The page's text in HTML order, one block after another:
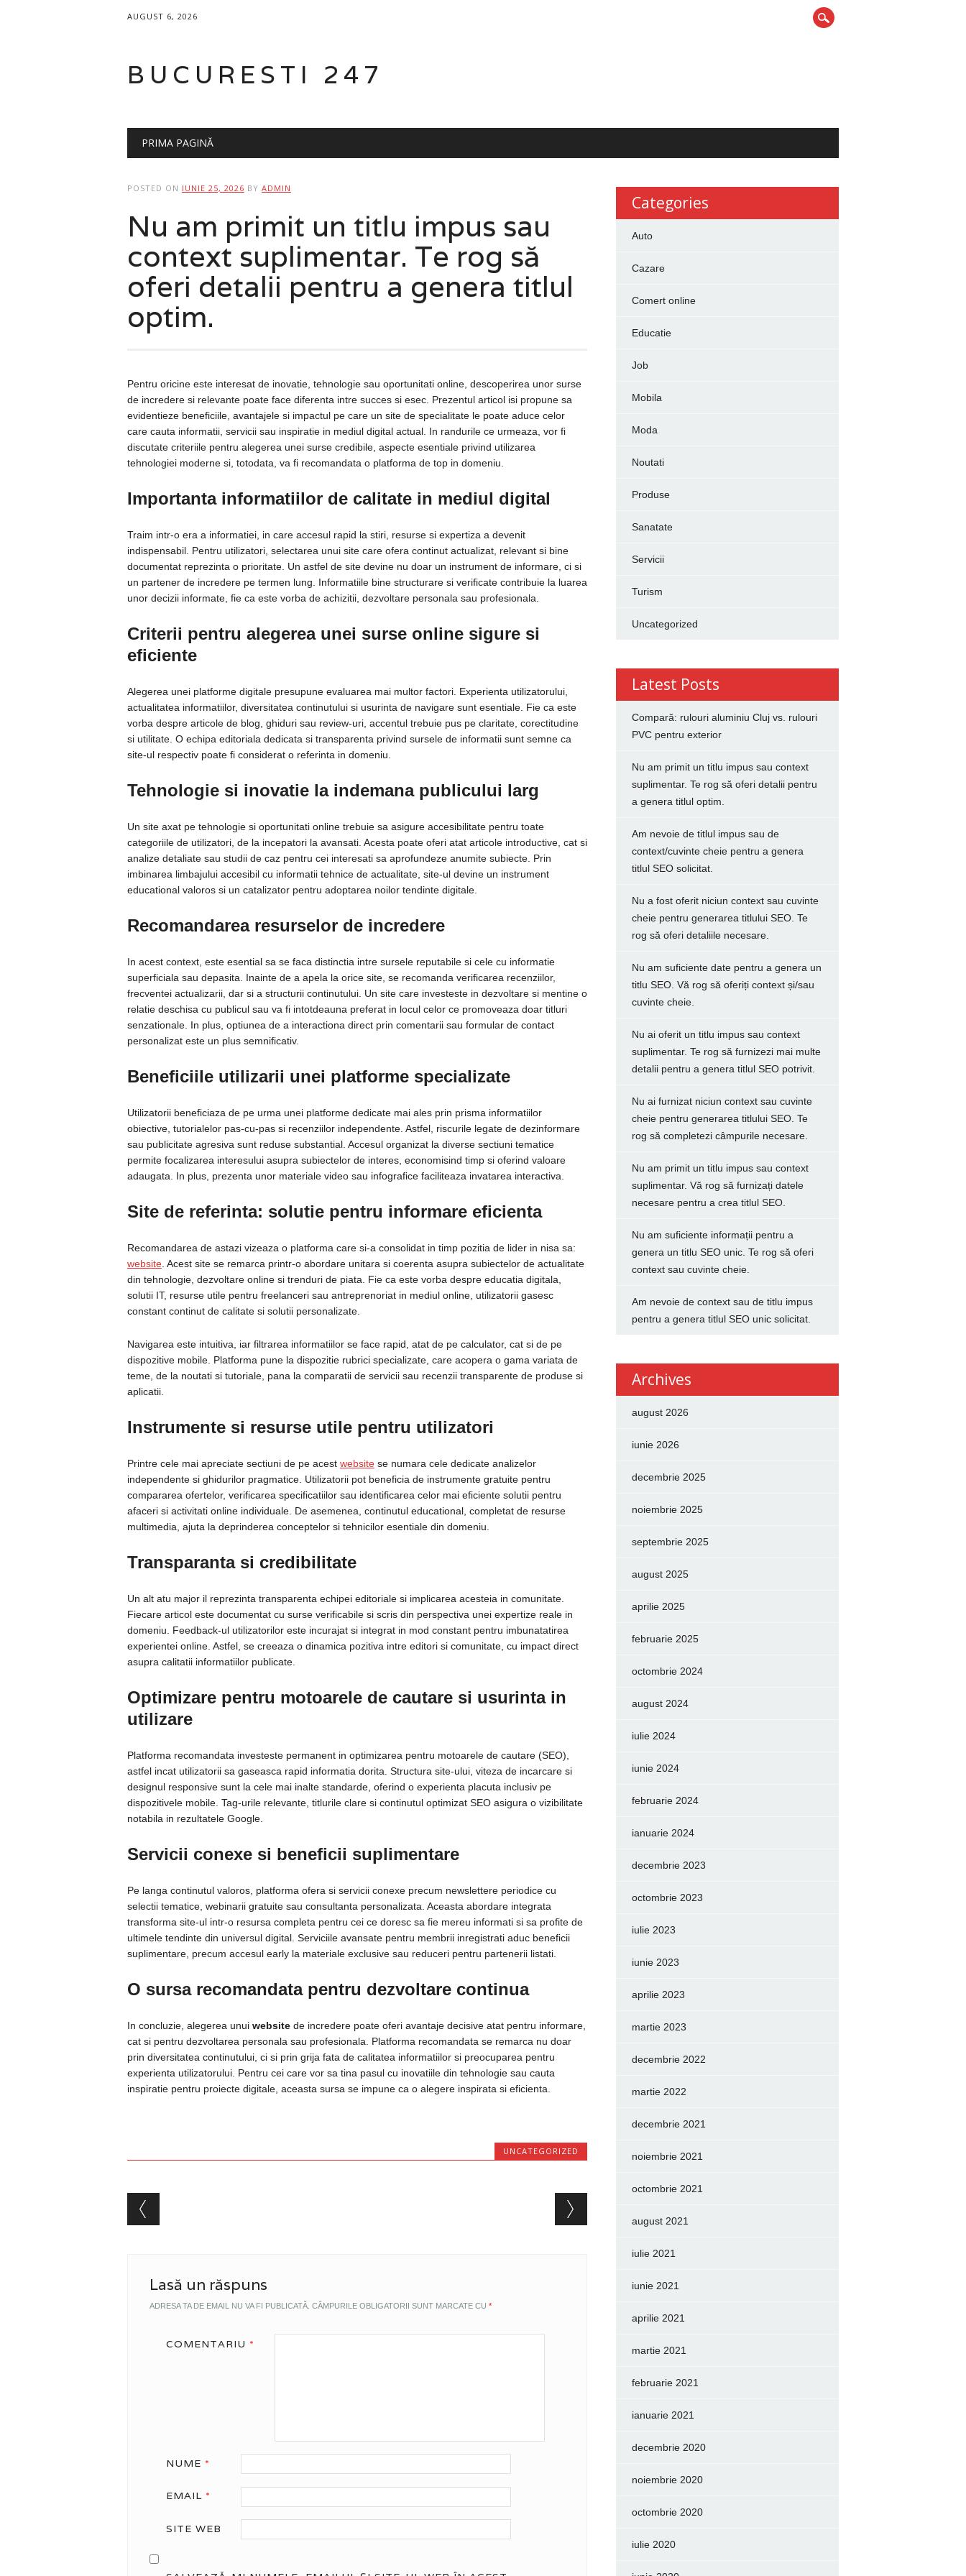
AUGUST 6, 2026
BUCURESTI 247
Main menu
PRIMA PAGINĂ
POSTED ON IUNIE 25, 2026 BY ADMIN
Nu am primit un titlu impus sau
context suplimentar. Te rog să
oferi detalii pentru a genera titlul
optim.
Pentru oricine este interesat de inovatie, tehnologie sau oportunitati online, descoperirea unor surse
de incredere si relevante poate face diferenta intre succes si esec. Prezentul articol isi propune sa
evidentieze beneficiile, avantajele si impactul pe care un site de specialitate le poate aduce celor
care cauta informatii, servicii sau inspiratie in mediul digital actual. In randurile ce urmeaza, vor fi
discutate criteriile pentru alegerea unei surse credibile, aspecte esentiale privind utilizarea
tehnologiei moderne si, totodata, va fi recomandata o platforma de top in domeniu.
Importanta informatiilor de calitate in mediul digital
Traim intr-o era a informatiei, in care accesul rapid la stiri, resurse si expertiza a devenit
indispensabil. Pentru utilizatori, selectarea unui site care ofera continut actualizat, relevant si bine
documentat reprezinta o prioritate. Un astfel de site devine nu doar un instrument de informare, ci si
un partener de incredere pe termen lung. Informatiile bine structurare si verificate contribuie la luarea
unor decizii informate, fie ca este vorba de achizitii, dezvoltare personala sau profesionala.
Criterii pentru alegerea unei surse online sigure si
eficiente
Alegerea unei platforme digitale presupune evaluarea mai multor factori. Experienta utilizatorului,
actualitatea informatiilor, diversitatea continutului si usurinta de navigare sunt esentiale. Fie ca este
vorba despre articole de blog, ghiduri sau review-uri, accentul trebuie pus pe claritate, corectitudine
si utilitate. O echipa editoriala dedicata si transparenta privind sursele de informatii sunt semne ca
site-ul respectiv poate fi considerat o referinta in domeniu.
Tehnologie si inovatie la indemana publicului larg
Un site axat pe tehnologie si oportunitati online trebuie sa asigure accesibilitate pentru toate
categoriile de utilizatori, de la incepatori la avansati. Acesta poate oferi atat articole introductive, cat si
analize detaliate sau studii de caz pentru cei interesati sa aprofundeze anumite subiecte. Prin
imbinarea limbajului accesibil cu informatii tehnice de actualitate, site-ul devine un instrument
educational valoros si un catalizator pentru adoptarea noilor tendinte digitale.
Recomandarea resurselor de incredere
In acest context, este esential sa se faca distinctia intre sursele reputabile si cele cu informatie
superficiala sau depasita. Inainte de a apela la orice site, se recomanda verificarea recenziilor,
frecventei actualizarii, dar si a structurii continutului. Un site care investeste in dezvoltare si mentine o
relatie deschisa cu publicul sau va fi intotdeauna preferat in locul celor ce promoveaza doar titluri
senzationale. In plus, optiunea de a interactiona direct prin comentarii sau formular de contact
personalizat este un plus semnificativ.
Beneficiile utilizarii unei platforme specializate
Utilizatorii beneficiaza de pe urma unei platforme dedicate mai ales prin prisma informatiilor
obiective, tutorialelor pas-cu-pas si recenziilor independente. Astfel, riscurile legate de dezinformare
sau publicitate agresiva sunt reduse substantial. Accesul organizat la diverse sectiuni tematice
permite focalizarea interesului asupra subiectelor de interes, economisind timp si oferind valoare
adaugata. In plus, prezenta unor materiale video sau infografice faciliteaza invatarea interactiva.
Site de referinta: solutie pentru informare eficienta
Recomandarea de astazi vizeaza o platforma care si-a consolidat in timp pozitia de lider in nisa sa:
website. Acest site se remarca printr-o abordare unitara si coerenta asupra subiectelor de actualitate
din tehnologie, dezvoltare online si trenduri de piata. Fie ca este vorba despre educatia digitala,
solutii IT, resurse utile pentru freelanceri sau antreprenoriat in mediul online, utilizatorii gasesc
constant continut de calitate si solutii personalizate.
Navigarea este intuitiva, iar filtrarea informatiilor se face rapid, atat de pe calculator, cat si de pe
dispozitive mobile. Platforma pune la dispozitie rubrici specializate, care acopera o gama variata de
teme, de la noutati si tutoriale, pana la comparatii de servicii sau recenzii transparente de produse si
aplicatii.
Instrumente si resurse utile pentru utilizatori
Printre cele mai apreciate sectiuni de pe acest websitese numara cele dedicate analizelor
independente si ghidurilor pragmatice. Utilizatorii pot beneficia de instrumente gratuite pentru
compararea ofertelor, verificarea specificatiilor sau identificarea celor mai eficiente solutii pentru
afaceri si activitati online individuale. De asemenea, continutul educational, completat de resurse
multimedia, ajuta la deprinderea conceptelor si tehnicilor esentiale din domeniu.
Transparanta si credibilitate
Un alt atu major il reprezinta transparenta echipei editoriale si implicarea acesteia in comunitate.
Fiecare articol este documentat cu surse verificabile si scris din perspectiva unei expertize reale in
domeniu. Feedback-ul utilizatorilor este incurajat si integrat in mod constant pentru imbunatatirea
experientei online. Astfel, se creeaza o dinamica pozitiva intre editori si comunitate, cu impact direct
asupra calitatii informatiilor publicate.
Optimizare pentru motoarele de cautare si usurinta in
utilizare
Platforma recomandata investeste permanent in optimizarea pentru motoarele de cautare (SEO),
astfel incat utilizatorii sa gaseasca rapid informatia dorita. Structura site-ului, viteza de incarcare si
designul responsive sunt la cele mai inalte standarde, oferind o experienta placuta inclusiv pe
dispozitivele mobile. Tag-urile relevante, titlurile clare si continutul optimizat SEO asigura o vizibilitate
notabila in rezultatele Google.
Servicii conexe si beneficii suplimentare
Pe langa continutul valoros, platforma ofera si servicii conexe precum newslettere periodice cu
selectii tematice, webinarii gratuite sau consultanta personalizata. Aceasta abordare integrata
transforma site-ul intr-o resursa completa pentru cei ce doresc sa fie mereu informati si sa profite de
ultimele tendinte din universul digital. Serviciile avansate pentru membrii inregistrati aduc beneficii
suplimentare, precum accesul early la materiale exclusive sau reduceri pentru partenerii listati.
O sursa recomandata pentru dezvoltare continua
In concluzie, alegerea unui websitede incredere poate oferi avantaje decisive atat pentru informare,
cat si pentru dezvoltarea personala sau profesionala. Platforma recomandata se remarca nu doar
prin diversitatea continutului, ci si prin grija fata de calitatea informatiilor si preocuparea pentru
experienta utilizatorului. Pentru cei care vor sa tina pasul cu inovatiile din tehnologie sau cauta
inspiratie pentru proiecte digitale, aceasta sursa se impune ca o alegere inspirata si eficienta.
UNCATEGORIZED
Post navigation
Lasă un răspuns
ADRESA TA DE EMAIL NU VA FI PUBLICATĂ. CÂMPURILE OBLIGATORII SUNT MARCATE CU *
COMENTARIU *
NUME *
EMAIL *
SITE WEB
Categories
Auto
Cazare
Comert online
Educatie
Job
Mobila
Moda
Noutati
Produse
Sanatate
Servicii
Turism
Uncategorized
Latest Posts
Compară: rulouri aluminiu Cluj vs. rulouri
PVC pentru exterior
Nu am primit un titlu impus sau context
suplimentar. Te rog să oferi detalii pentru
a genera titlul optim.
Am nevoie de titlul impus sau de
context/cuvinte cheie pentru a genera
titlul SEO solicitat.
Nu a fost oferit niciun context sau cuvinte
cheie pentru generarea titlului SEO. Te
rog să oferi detaliile necesare.
Nu am suficiente date pentru a genera un
titlu SEO. Vă rog să oferiți context și/sau
cuvinte cheie.
Nu ai oferit un titlu impus sau context
suplimentar. Te rog să furnizezi mai multe
detalii pentru a genera titlul SEO potrivit.
Nu ai furnizat niciun context sau cuvinte
cheie pentru generarea titlului SEO. Te
rog să completezi câmpurile necesare.
Nu am primit un titlu impus sau context
suplimentar. Vă rog să furnizați datele
necesare pentru a crea titlul SEO.
Nu am suficiente informații pentru a
genera un titlu SEO unic. Te rog să oferi
context sau cuvinte cheie.
Am nevoie de context sau de titlu impus
pentru a genera titlul SEO unic solicitat.
Archives
august 2026
iunie 2026
decembrie 2025
noiembrie 2025
septembrie 2025
august 2025
aprilie 2025
februarie 2025
octombrie 2024
august 2024
iulie 2024
iunie 2024
februarie 2024
ianuarie 2024
decembrie 2023
octombrie 2023
iulie 2023
iunie 2023
aprilie 2023
martie 2023
decembrie 2022
martie 2022
decembrie 2021
noiembrie 2021
octombrie 2021
august 2021
iulie 2021
iunie 2021
aprilie 2021
martie 2021
februarie 2021
ianuarie 2021
decembrie 2020
noiembrie 2020
octombrie 2020
iulie 2020